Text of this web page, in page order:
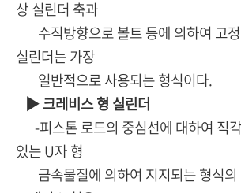
상 실린더 축과
수직방향으로 볼트 등에 의하여 고
실린더는 가장
일반적으로 사용되는 형식이다.
▶ 크레비스 형 실린더
-피스톤 로드의 중심선에 대하여 직
있는 U자 형
금속물질에 의하여 지지되는 형식의